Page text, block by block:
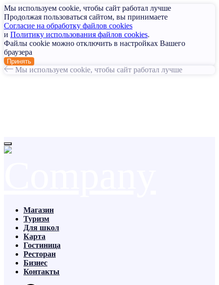
Мы используем cookie, чтобы сайт работал лучше
Продолжая пользоваться сайтом, вы принимаете
Согласие на обработку файлов cookies
и Политику использования файлов cookies.
Файлы cookie можно отключить в настройках Вашего
браузера
Принять
Мы используем cookie, чтобы сайт работал лучше
Магазин
Туризм
Для школ
Карта
Гостиница
Ресторан
Бизнес
Контакты